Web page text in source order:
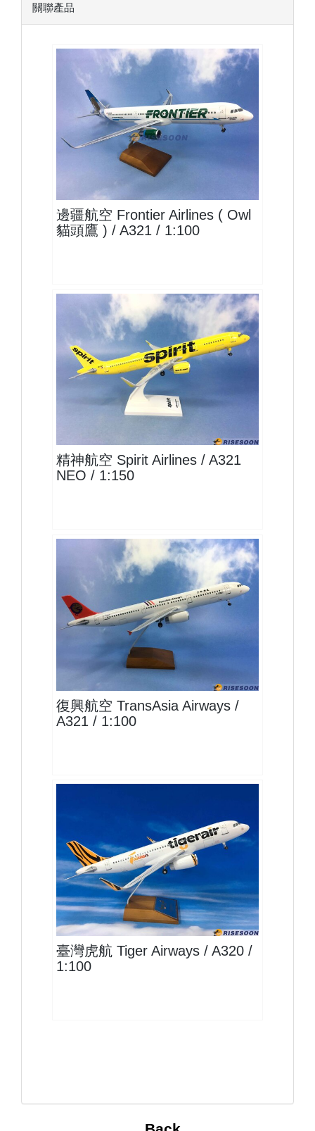
關聯產品
FFT10A321P01
邊疆航空 Frontier Airlines ( Owl
貓頭鷹 ) / A321 / 1:100
NKS15A321P01(NEO) $1500
精神航空 Spirit Airlines / A321
NEO / 1:150
TNA10A321P02 $4000
復興航空 TransAsia Airways /
A321 / 1:100
TTW10A320P01
查看
臺灣虎航 Tiger Airways / A320 /
1:100